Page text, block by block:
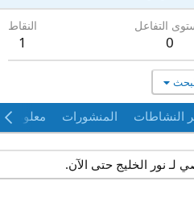
التفاعل
0
النقاط
1
النشاطات المنشورات معلومات
نور الخليج حتى الآن.